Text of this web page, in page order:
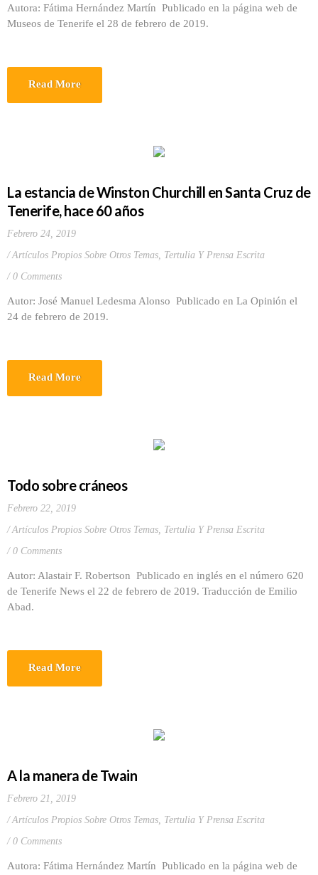
Autora: Fátima Hernández Martín Publicado en la página web de
Museos de Tenerife el 28 de febrero de 2019.
Read More
La estancia de Winston Churchill en Santa Cruz de
Tenerife, hace 60 años
Febrero 24, 2019
Artículos Propios Sobre Otros Temas, Tertulia Y Prensa Escrita
0 Comments
Autor: José Manuel Ledesma Alonso Publicado en La Opinión el
24 de febrero de 2019.
Read More
Todo sobre cráneos
Febrero 22, 2019
Artículos Propios Sobre Otros Temas, Tertulia Y Prensa Escrita
0 Comments
Autor: Alastair F. Robertson Publicado en inglés en el número 620
de Tenerife News el 22 de febrero de 2019. Traducción de Emilio
Abad.
Read More
A la manera de Twain
Febrero 21, 2019
Artículos Propios Sobre Otros Temas, Tertulia Y Prensa Escrita
0 Comments
Autora: Fátima Hernández Martín Publicado en la página web de